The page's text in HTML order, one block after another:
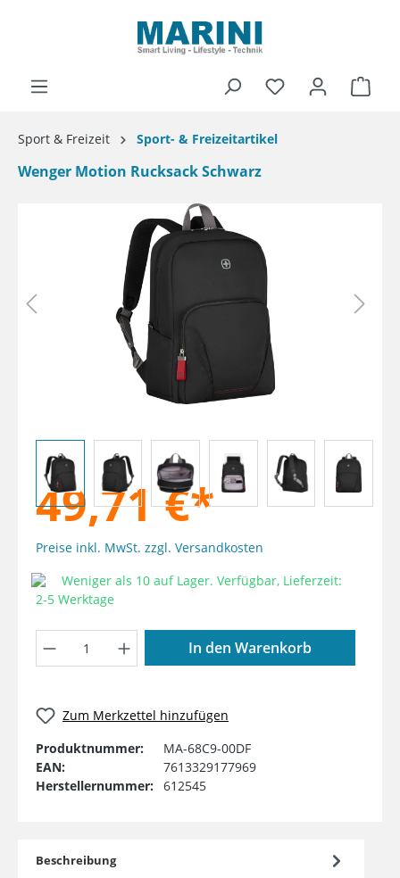
Sport & Freizeit Sport- & Freizeitartikel
Wenger Motion Rucksack Schwarz
49,71 €*
Preise inkl. MwSt. zzgl. Versandkosten
Weniger als 10 auf Lager. Verfügbar, Lieferzeit:
2-5 Werktage
Produkt Anzahl: Gib den
In den Warenkorb
Zum Merkzettel hinzufügen
Produktnummer:
MA-68C9-00DF
EAN:
7613329177969
Herstellernummer: 612545
Beschreibung